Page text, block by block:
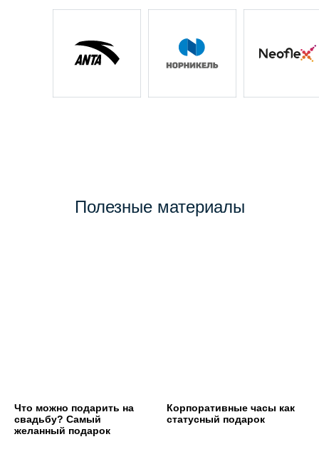
Полезные материалы
Что можно подарить на
свадьбу? Самый
желанный подарок
Корпоративные часы как
статусный подарок